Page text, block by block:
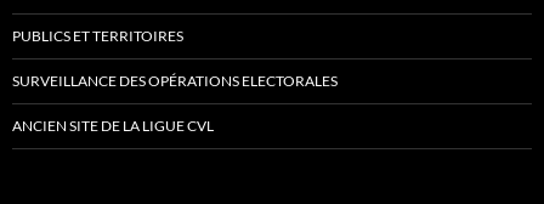
PUBLICS ET TERRITOIRES
SURVEILLANCE DES OPÉRATIONS ELECTORALES
ANCIEN SITE DE LA LIGUE CVL